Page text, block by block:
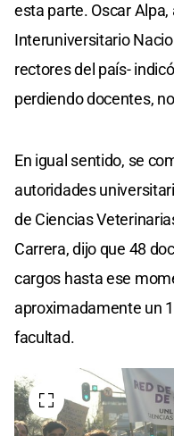
esta parte. Oscar
Interuniversitario
rectores del país-
perdiendo docentes,
En igual sentido, se
autoridades
de Ciencias
Carrera, dijo que 48
cargos hasta ese
aproximadamente un
facultad.